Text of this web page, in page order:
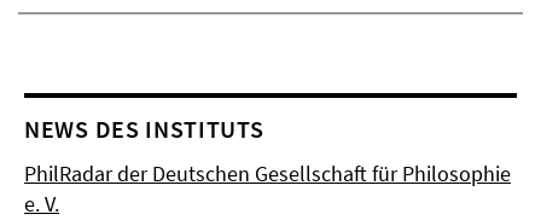
NEWS DES INSTITUTS
PhilRadar der Deutschen Gesellschaft für Philosophie
e. V.